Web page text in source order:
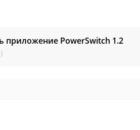
приложение PowerSwitch 1.2